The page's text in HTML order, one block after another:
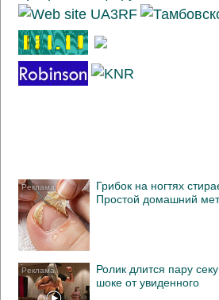
Грибок на ногтях
Простой домашний
Ролик длится пару
шоке от увиденного